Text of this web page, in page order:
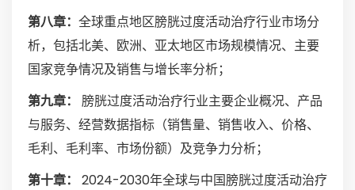
第八章： 全球重点地区膀胱过度活动治疗行业市场分
析，包括北美、欧洲、亚太地区市场规模情况、主要
国家竞争情况及销售与增长率分析；
第九章：
膀胱过度活动治疗行业主要企业概况、产品
与服务、经营数据指标（销售量、销售收入、价格、
毛利、毛利率、市场份额）及竞争力分析；
第十章：
2024-2030年全球与中国膀胱过度活动治疗